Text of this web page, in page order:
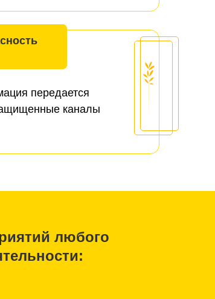
передается
каналы
любого